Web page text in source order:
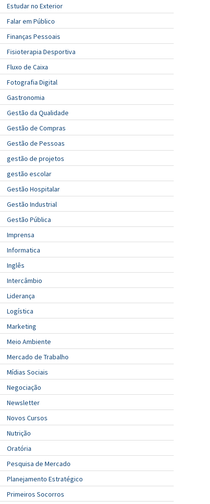
Estudar no Exterior
Falar em Público
Finanças Pessoais
Fisioterapia Desportiva
Fluxo de Caixa
Fotografia Digital
Gastronomia
Gestão da Qualidade
Gestão de Compras
Gestão de Pessoas
gestão de projetos
gestão escolar
Gestão Hospitalar
Gestão Industrial
Gestão Pública
Imprensa
Informatica
Inglês
Intercâmbio
Liderança
Logística
Marketing
Meio Ambiente
Mercado de Trabalho
Mídias Sociais
Negociação
Newsletter
Novos Cursos
Nutrição
Oratória
Pesquisa de Mercado
Planejamento Estratégico
Primeiros Socorros